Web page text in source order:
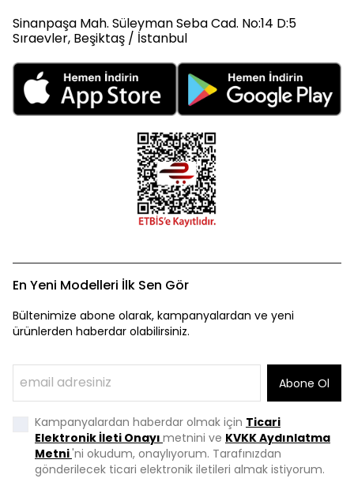
Sinanpaşa Mah. Süleyman Seba Cad. No:14 D:5
Sıraevler, Beşiktaş / İstanbul
En Yeni Modelleri İlk Sen Gör
Bültenimize abone olarak, kampanyalardan ve yeni
ürünlerden haberdar olabilirsiniz.
Abone Ol
Kampanyalardan haberdar olmak için Ticari
Elektronik İleti Onayı metnini ve KVKK Aydınlatma
Metni'ni okudum, onaylıyorum. Tarafınızdan
gönderilecek ticari elektronik iletileri almak istiyorum.